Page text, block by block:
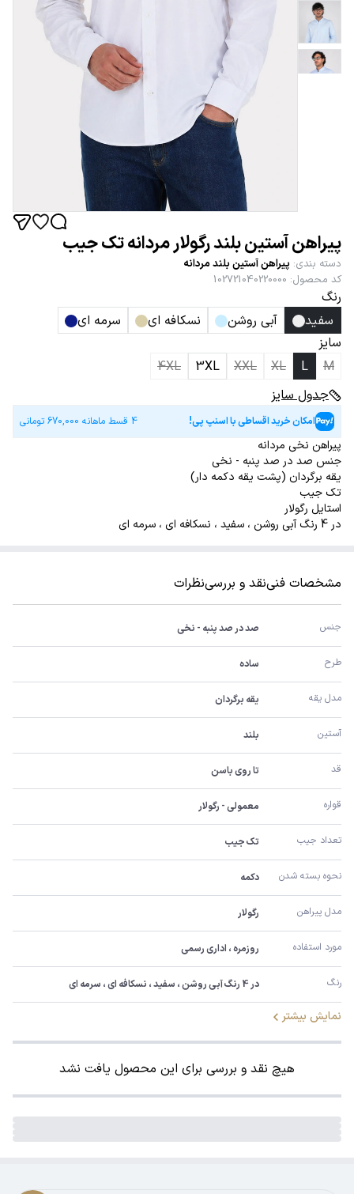
پیراهن آستین بلند رگولار مردانه تک جیب
دسته بندی: پیراهن آستین بلند مردانه
کد محصول:
102721040220000
رنگ
سفید
آبی روشن نسکافه ای
سرمه ای
سایز
M
L
XL
XXL
3XL
4XL
جدول سایز
امکان خرید اقساطی با اسنپ پی! 4 قسط ماهانه 670,000 تومانی
پیراهن نخی مردانه
جنس صد در صد پنبه - نخی
یقه برگردان (پشت یقه دکمه دار)
تک جیب
استایل رگولار
در 4 رنگ آبی روشن ، سفید ، نسکافه ای ، سرمه ای
مشخصات فنینقد و بررسینظرات
جنس صد در صد پنبه - نخی
طرح ساده
مدل یقه یقه برگردان
آستین بلند
قد تا روی باسن
قواره معمولی - رگولار
تعداد جیب تک جیب
نحوه بسته شدن دکمه
مدل پیراهن رگولار
مورد استفاده روزمره ، اداری رسمی
رنگ در 4 رنگ آبی روشن ، سفید ، نسکافه ای ، سرمه ای
نمایش بیشتر
هیچ نقد و بررسی برای این محصول یافت نشد